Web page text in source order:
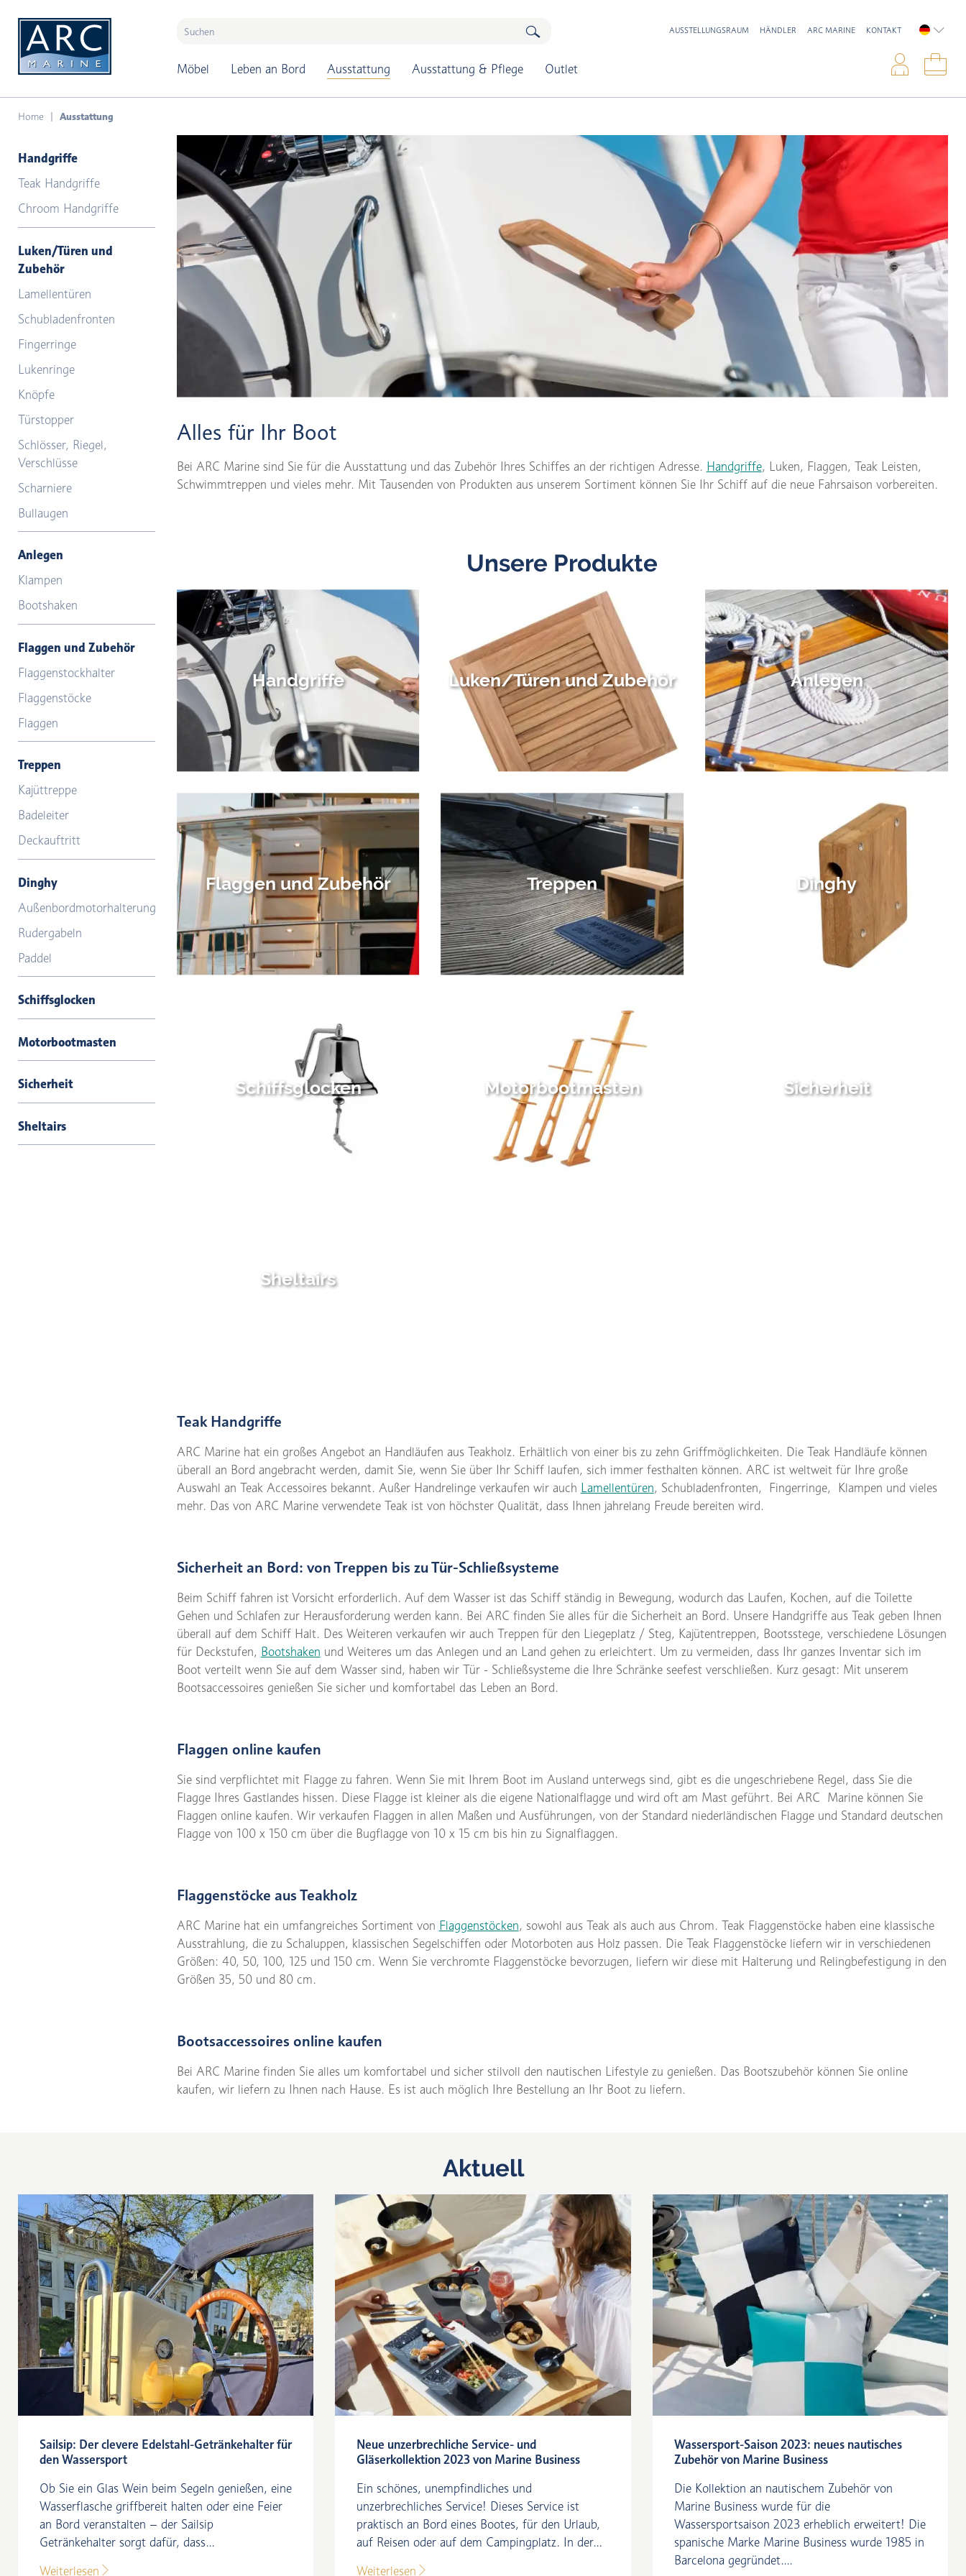
Möbel Leben an Bord Ausstattung Ausstattung & Pflege Outlet
AUSSTELLUNGSRAUM HÄNDLER ARC MARINE KONTAKT
Home Ausstattung
Handgriffe
Teak Handgriffe
Chroom Handgriffe
Luken/Türen und
Zubehör
Lamellentüren
Schubladenfronten
Fingerringe
Lukenringe
Knöpfe
Türstopper
Schlösser, Riegel,
Verschlüsse
Scharniere
Bullaugen
Anlegen
Klampen
Bootshaken
Flaggen und Zubehör
Flaggenstockhalter
Flaggenstöcke
Flaggen
Treppen
Kajüttreppe
Badeleiter
Deckauftritt
Dinghy
Außenbordmotorhalterung
Rudergabeln
Paddel
Schiffsglocken
Motorbootmasten
Sicherheit
Sheltairs
Alles für Ihr Boot
Bei ARC Marine sind Sie für die Ausstattung und das Zubehör Ihres Schiffes an der richtigen Adresse. Handgriffe, Luken, Flaggen, Teak Leisten,
Schwimmtreppen und vieles mehr. Mit Tausenden von Produkten aus unserem Sortiment können Sie Ihr Schiff auf die neue Fahrsaison vorbereiten.
Unsere Produkte
Handgriffe Luken/Türen und Zubehör Anlegen
Flaggen und Zubehör Treppen Dinghy
Schiffsglocken Motorbootmasten Sicherheit
Sheltairs
Teak Handgriffe
ARC Marine hat ein großes Angebot an Handläufen aus Teakholz. Erhältlich von einer bis zu zehn Griffmöglichkeiten. Die Teak Handläufe können
überall an Bord angebracht werden, damit Sie, wenn Sie über Ihr Schiff laufen, sich immer festhalten können. ARC ist weltweit für Ihre große
Auswahl an Teak Accessoires bekannt. Außer Handrelinge verkaufen wir auch Lamellentüren, Schubladenfronten, Fingerringe, Klampen und vieles
mehr. Das von ARC Marine verwendete Teak ist von höchster Qualität, dass Ihnen jahrelang Freude bereiten wird.
Sicherheit an Bord: von Treppen bis zu Tür-Schließsysteme
Beim Schiff fahren ist Vorsicht erforderlich. Auf dem Wasser ist das Schiff ständig in Bewegung, wodurch das Laufen, Kochen, auf die Toilette
Gehen und Schlafen zur Herausforderung werden kann. Bei ARC finden Sie alles für die Sicherheit an Bord. Unsere Handgriffe aus Teak geben Ihnen
überall auf dem Schiff Halt. Des Weiteren verkaufen wir auch Treppen für den Liegeplatz / Steg, Kajütentreppen, Bootsstege, verschiedene Lösungen
für Deckstufen, Bootshaken und Weiteres um das Anlegen und an Land gehen zu erleichtert. Um zu vermeiden, dass Ihr ganzes Inventar sich im
Boot verteilt wenn Sie auf dem Wasser sind, haben wir Tür - Schließsysteme die Ihre Schränke seefest verschließen. Kurz gesagt: Mit unserem
Bootsaccessoires genießen Sie sicher und komfortabel das Leben an Bord.
Flaggen online kaufen
Sie sind verpflichtet mit Flagge zu fahren. Wenn Sie mit Ihrem Boot im Ausland unterwegs sind, gibt es die ungeschriebene Regel, dass Sie die
Flagge Ihres Gastlandes hissen. Diese Flagge ist kleiner als die eigene Nationalflagge und wird oft am Mast geführt. Bei ARC Marine können Sie
Flaggen online kaufen. Wir verkaufen Flaggen in allen Maßen und Ausführungen, von der Standard niederländischen Flagge und Standard deutschen
Flagge von 100 x 150 cm über die Bugflagge von 10 x 15 cm bis hin zu Signalflaggen.
Flaggenstöcke aus Teakholz
ARC Marine hat ein umfangreiches Sortiment von Flaggenstöcken, sowohl aus Teak als auch aus Chrom. Teak Flaggenstöcke haben eine klassische
Ausstrahlung, die zu Schaluppen, klassischen Segelschiffen oder Motorboten aus Holz passen. Die Teak Flaggenstöcke liefern wir in verschiedenen
Größen: 40, 50, 100, 125 und 150 cm. Wenn Sie verchromte Flaggenstöcke bevorzugen, liefern wir diese mit Halterung und Relingbefestigung in den
Größen 35, 50 und 80 cm.
Bootsaccessoires online kaufen
Bei ARC Marine finden Sie alles um komfortabel und sicher stilvoll den nautischen Lifestyle zu genießen. Das Bootszubehör können Sie online
kaufen, wir liefern zu Ihnen nach Hause. Es ist auch möglich Ihre Bestellung an Ihr Boot zu liefern.
Aktuell
Sailsip: Der clevere Edelstahl-Getränkehalter für
den Wassersport
Ob Sie ein Glas Wein beim Segeln genießen, eine
Wasserflasche griffbereit halten oder eine Feier
an Bord veranstalten – der Sailsip
Getränkehalter sorgt dafür, dass...
Weiterlesen
Neue unzerbrechliche Service- und
Gläserkollektion 2023 von Marine Business
Ein schönes, unempfindliches und
unzerbrechliches Service! Dieses Service ist
praktisch an Bord eines Bootes, für den Urlaub,
auf Reisen oder auf dem Campingplatz. In der...
Weiterlesen
Wassersport-Saison 2023: neues nautisches
Zubehör von Marine Business
Die Kollektion an nautischem Zubehör von
Marine Business wurde für die
Wassersportsaison 2023 erheblich erweitert! Die
spanische Marke Marine Business wurde 1985 in
Barcelona gegründet....